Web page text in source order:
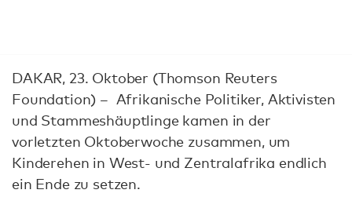
DAKAR, 23. Oktober (Thomson Reuters
Foundation) – Afrikanische Politiker, Aktivisten
und Stammeshäuptlinge kamen in der
vorletzten Oktoberwoche zusammen, um
Kinderehen in West- und Zentralafrika endlich
ein Ende zu setzen.